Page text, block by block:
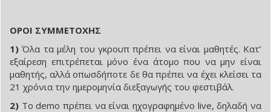
ΟΡΟΙ ΣΥΜΜΕΤΟΧΗΣ
1) Όλα τα μέλη του γκρουπ πρέπει να είναι μαθητές. Κατ’
εξαίρεση επιτρέπεται μόνο ένα άτομο που να μην είναι
μαθητής, αλλά οπωσδήποτε δε θα πρέπει να έχει κλείσει τα
21 χρόνια την ημερομηνία διεξαγωγής του φεστιβάλ.
2) Το demo πρέπει να είναι ηχογραφημένο live, δηλαδή να